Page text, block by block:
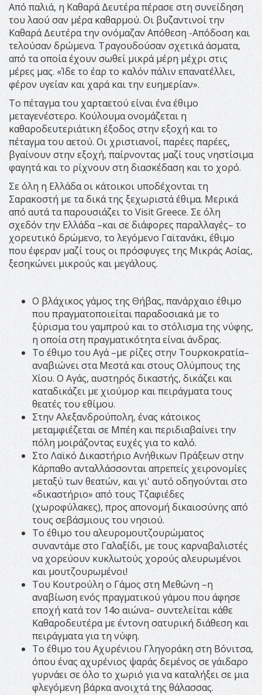
Από παλιά, η Καθαρά Δευτέρα πέρασε στη συνείδηση
του λαού σαν μέρα καθαρμού. Οι βυζαντινοί την
Καθαρά Δευτέρα την ονόμαζαν Απόθεση -Απόδοση και
τελούσαν δρώμενα. Τραγουδούσαν σχετικά άσματα,
από τα οποία έχουν σωθεί μικρά μέρη μέχρι στις
μέρες μας. «Ίδε το έαρ το καλόν πάλιν επανατέλλει,
φέρον υγείαν και χαρά και την ευημερίαν».
Το πέταγμα του χαρταετού είναι ένα έθιμο
μεταγενέστερο. Κούλουμα ονομάζεται η
καθαροδευτεριάτικη έξοδος στην εξοχή και το
πέταγμα του αετού. Οι χριστιανοί, παρέες παρέες,
βγαίνουν στην εξοχή, παίρνοντας μαζί τους νηστίσιμα
φαγητά και το ρίχνουν στη διασκέδαση και το χορό.
Σε όλη η Ελλάδα οι κάτοικοι υποδέχονται τη
Σαρακοστή με τα δικά της ξεχωριστά έθιμα. Μερικά
από αυτά τα παρουσιάζει το Visit Greece. Σε όλη
σχεδόν την Ελλάδα –και σε διάφορες παραλλαγές– το
χορευτικό δρώμενο, το λεγόμενο Γαϊτανάκι, έθιμο
που έφεραν μαζί τους οι πρόσφυγες της Μικράς Ασίας,
ξεσηκώνει μικρούς και μεγάλους.
Ο βλάχικος γάμος της Θήβας, πανάρχαιο έθιμο
που πραγματοποιείται παραδοσιακά με το
ξύρισμα του γαμπρού και το στόλισμα της νύφης,
η οποία στη πραγματικότητα είναι άνδρας.
Το έθιμο του Αγά –με ρίζες στην Τουρκοκρατία–
αναβιώνει στα Μεστά και στους Ολύμπους της
Χίου. Ο Αγάς, αυστηρός δικαστής, δικάζει και
καταδικάζει με χιούμορ και πειράγματα τους
θεατές του εθίμου.
Στην Αλεξανδρούπολη, ένας κάτοικος
μεταμφιέζεται σε Μπέη και περιδιαβαίνει την
πόλη μοιράζοντας ευχές για το καλό.
Στο Λαϊκό Δικαστήριο Ανήθικων Πράξεων στην
Κάρπαθο ανταλλάσσονται απρεπείς χειρονομίες
μεταξύ των θεατών, και γι' αυτό οδηγούνται στο
«δικαστήριο» από τους Τζαφιέδες
(χωροφύλακες), προς απονομή δικαιοσύνης από
τους σεβάσμιους του νησιού.
Το έθιμο του αλευρομουτζουρώματος
συναντάμε στο Γαλαξίδι, με τους καρναβαλιστές
να χορεύουν κυκλωτούς χορούς αλευρωμένοι
και μουτζουρωμένοι!
Του Κουτρούλη ο Γάμος στη Μεθώνη –η
αναβίωση ενός πραγματικού γάμου που άφησε
εποχή κατά τον 14ο αιώνα– συντελείται κάθε
Καθαροδευτέρα με έντονη σατυρική διάθεση και
πειράγματα για τη νύφη.
Το έθιμο του Αχυρένιου Γληγοράκη στη Βόνιτσα,
όπου ένας αχυρένιος ψαράς δεμένος σε γάιδαρο
γυρνάει σε όλο το χωριό για να καταλήξει σε μια
φλεγόμενη βάρκα ανοιχτά της θάλασσας.